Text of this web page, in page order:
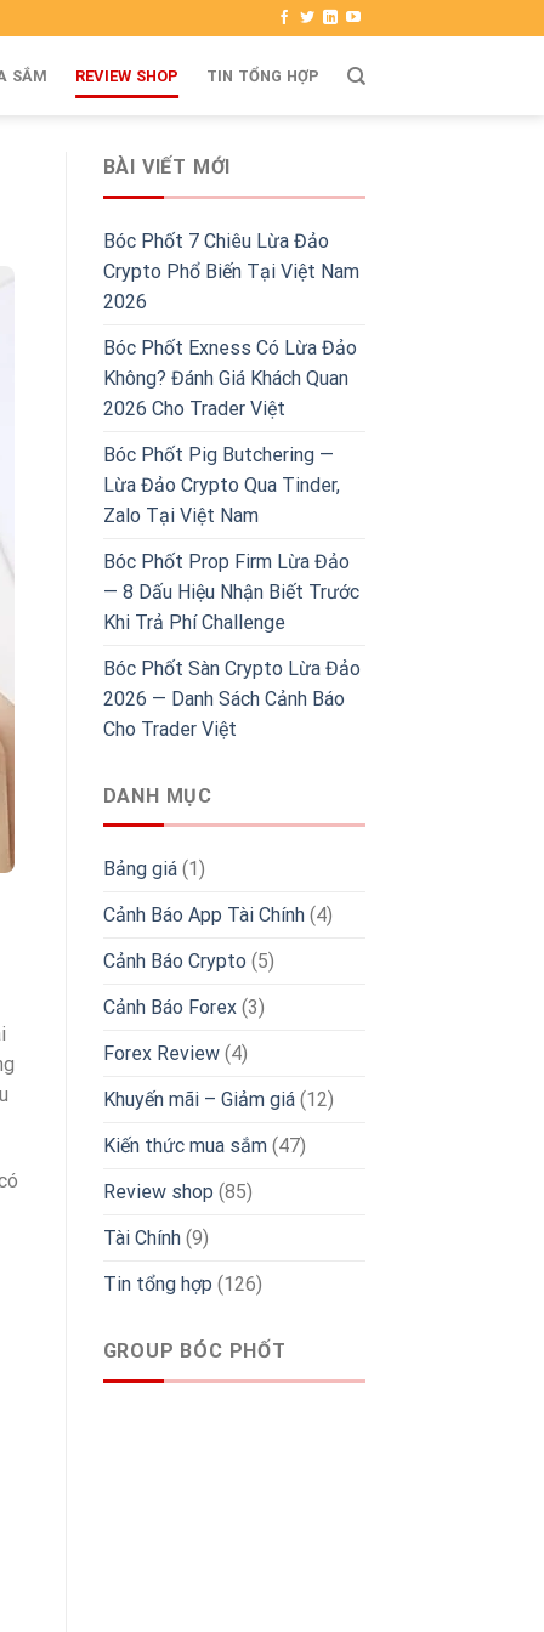
SẮM REVIEW SHOP TIN TỔNG HỢP
BÀI VIẾT MỚI
Bóc Phốt 7 Chiêu Lừa Đảo
Crypto Phổ Biến Tại Việt Nam
2026
Bóc Phốt Exness Có Lừa Đảo
Không? Đánh Giá Khách Quan
2026 Cho Trader Việt
Bóc Phốt Pig Butchering —
Lừa Đảo Crypto Qua Tinder,
Zalo Tại Việt Nam
Bóc Phốt Prop Firm Lừa Đảo
— 8 Dấu Hiệu Nhận Biết Trước
Khi Trả Phí Challenge
Bóc Phốt Sàn Crypto Lừa Đảo
2026 — Danh Sách Cảnh Báo
Cho Trader Việt
DANH MỤC
Bảng giá(1)
Cảnh Báo App Tài Chính(4)
Cảnh Báo Crypto (5)
Cảnh Báo Forex(3)
Forex Review(4)
Khuyến mãi – Giảm giá(12)
Kiến thức mua sắm(47)
Review shop (85)
Tài Chính(9)
Tin tổng hợp (126)
GROUP BÓC PHỐT